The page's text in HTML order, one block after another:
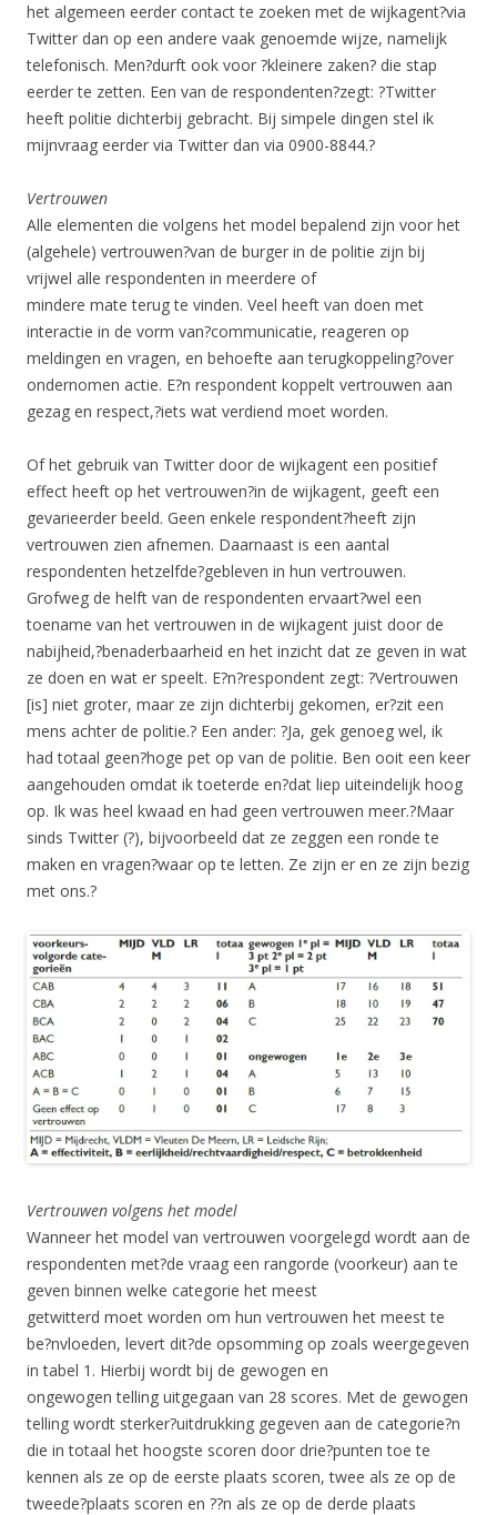
het algemeen eerder contact te zoeken met de wijkagent?via
Twitter dan op een andere vaak genoemde wijze, namelijk
telefonisch. Men?durft ook voor ?kleinere zaken? die stap
eerder te zetten. Een van de respondenten?zegt: ?Twitter
heeft politie dichterbij gebracht. Bij simpele dingen stel ik
mijnvraag eerder via Twitter dan via 0900-8844.?
Vertrouwen
Alle elementen die volgens het model bepalend zijn voor het
(algehele) vertrouwen?van de burger in de politie zijn bij
vrijwel alle respondenten in meerdere of
mindere mate terug te vinden. Veel heeft van doen met
interactie in de vorm van?communicatie, reageren op
meldingen en vragen, en behoefte aan terugkoppeling?over
ondernomen actie. E?n respondent koppelt vertrouwen aan
gezag en respect,?iets wat verdiend moet worden.
Of het gebruik van Twitter door de wijkagent een positief
effect heeft op het vertrouwen?in de wijkagent, geeft een
gevarieerder beeld. Geen enkele respondent?heeft zijn
vertrouwen zien afnemen. Daarnaast is een aantal
respondenten hetzelfde?gebleven in hun vertrouwen.
Grofweg de helft van de respondenten ervaart?wel een
toename van het vertrouwen in de wijkagent juist door de
nabijheid,?benaderbaarheid en het inzicht dat ze geven in wat
ze doen en wat er speelt. E?n?respondent zegt: ?Vertrouwen
[is] niet groter, maar ze zijn dichterbij gekomen, er?zit een
mens achter de politie.? Een ander: ?Ja, gek genoeg wel, ik
had totaal geen?hoge pet op van de politie. Ben ooit een keer
aangehouden omdat ik toeterde en?dat liep uiteindelijk hoog
op. Ik was heel kwaad en had geen vertrouwen meer.?Maar
sinds Twitter (?), bijvoorbeeld dat ze zeggen een ronde te
maken en vragen?waar op te letten. Ze zijn er en ze zijn bezig
met ons.?
Vertrouwen volgens het model
Wanneer het model van vertrouwen voorgelegd wordt aan de
respondenten met?de vraag een rangorde (voorkeur) aan te
geven binnen welke categorie het meest
getwitterd moet worden om hun vertrouwen het meest te
be?nvloeden, levert dit?de opsomming op zoals weergegeven
in tabel 1. Hierbij wordt bij de gewogen en
ongewogen telling uitgegaan van 28 scores. Met de gewogen
telling wordt sterker?uitdrukking gegeven aan de categorie?n
die in totaal het hoogste scoren door drie?punten toe te
kennen als ze op de eerste plaats scoren, twee als ze op de
tweede?plaats scoren en ??n als ze op de derde plaats